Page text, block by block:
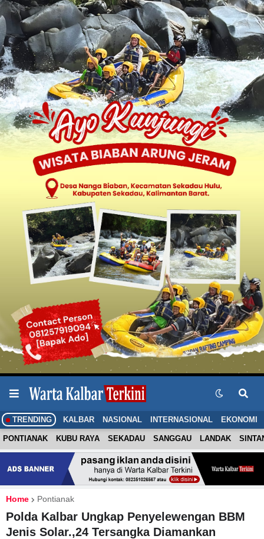
TRENDING KALBAR NASIONAL INTERNASIONAL EKONOMI
PONTIANAK KUBU RAYA SEKADAU SANGGAU LANDAK
Home Pontianak
Polda Kalbar Ungkap Penyelewengan BBM
Jenis Solar.,24 Tersangka Diamankan